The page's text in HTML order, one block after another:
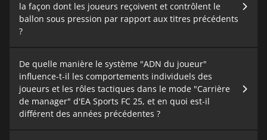
la façon dont les joueurs reçoivent et contrôlent le
ballon sous pression par rapport aux titres précédents
?
De quelle manière le système "ADN du joueur"
influence-t-il les comportements individuels des
joueurs et les rôles tactiques dans le mode "Carrière
de manager" d'EA Sports FC 25, et en quoi est-il
différent des années précédentes ?